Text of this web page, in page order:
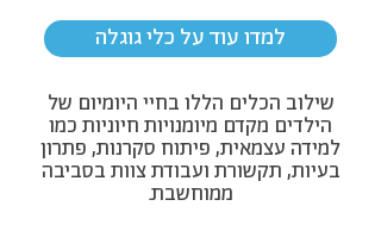
למדו עוד על כלי גוגלה
שילוב הכלים הללו בחיי היומיום של
הילדים מקדם מיומנויות חיוניות כמו
למידה עצמאית, פיתוח סקרנות, פתרון
בעיות, תקשורת ועבודת צוות בסביבה
ממוחשבת.